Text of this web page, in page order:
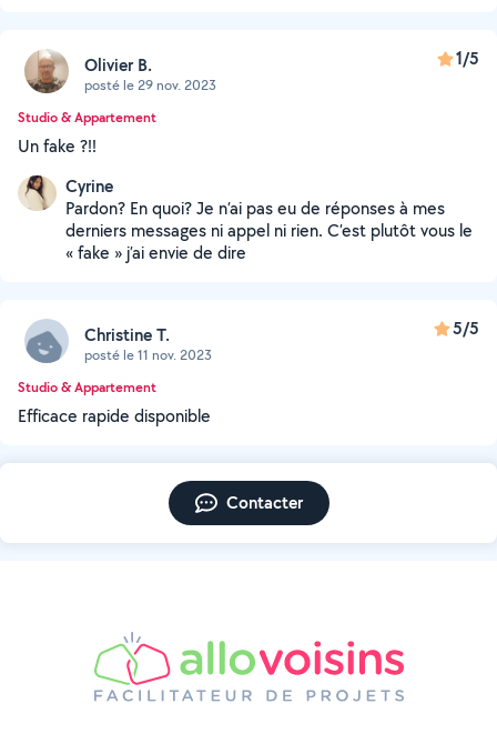
Olivier B.
posté le 29 nov. 2023
1/5
Studio & Appartement
Un fake ?!!
Cyrine
Pardon? En quoi? Je n’ai pas eu de réponses à mes
derniers messages ni appel ni rien. C’est plutôt vous le
« fake » j’ai envie de dire
Christine T.
posté le 11 nov. 2023
5/5
Studio & Appartement
Efficace rapide disponible
Contacter